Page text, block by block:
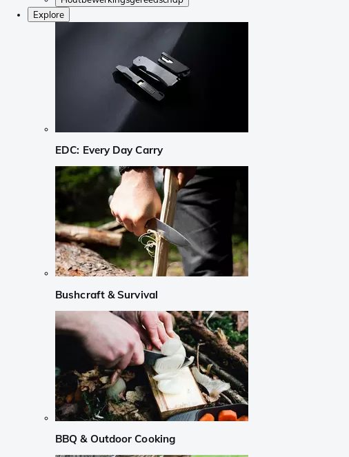
Explore
EDC: Every Day Carry
Bushcraft & Survival
BBQ & Outdoor Cooking